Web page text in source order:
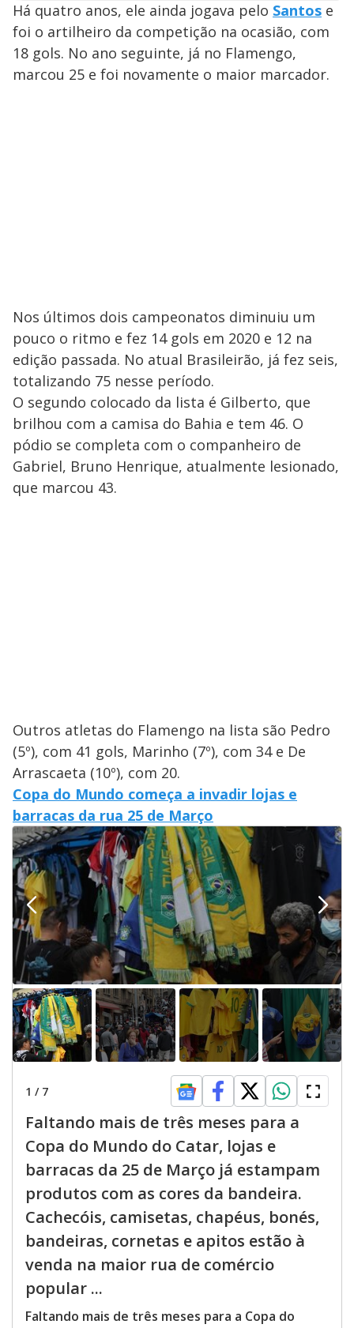
Há quatro anos, ele ainda jogava pelo Santos e
foi o artilheiro da competição na ocasião, com
18 gols. No ano seguinte, já no Flamengo,
marcou 25 e foi novamente o maior marcador.
Nos últimos dois campeonatos diminuiu um
pouco o ritmo e fez 14 gols em 2020 e 12 na
edição passada. No atual Brasileirão, já fez seis,
totalizando 75 nesse período.
O segundo colocado da lista é Gilberto, que
brilhou com a camisa do Bahia e tem 46. O
pódio se completa com o companheiro de
Gabriel, Bruno Henrique, atualmente lesionado,
que marcou 43.
Outros atletas do Flamengo na lista são Pedro
(5º), com 41 gols, Marinho (7º), com 34 e De
Arrascaeta (10º), com 20.
Copa do Mundo começa a invadir lojas e
barracas da rua 25 de Março
1 / 7
Faltando mais de três meses para a
Copa do Mundo do Catar, lojas e
barracas da 25 de Março já estampam
produtos com as cores da bandeira.
Cachecóis, camisetas, chapéus, bonés,
bandeiras, cornetas e apitos estão à
venda na maior rua de comércio
popular ...
Faltando mais de três meses para a Copa do